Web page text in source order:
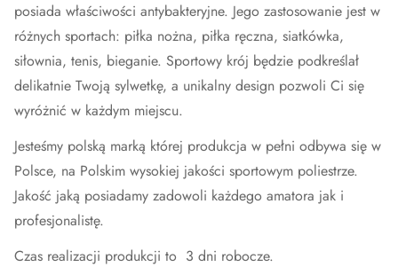
posiada właściwości antybakteryjne. Jego zastosowanie jest w
różnych sportach: piłka nożna, piłka ręczna, siatkówka,
siłownia, tenis, bieganie. Sportowy krój będzie podkreślał
delikatnie Twoją sylwetkę, a unikalny design pozwoli Ci się
wyróżnić w każdym miejscu.
Jesteśmy polską marką której produkcja w pełni odbywa się w
Polsce, na Polskim wysokiej jakości sportowym poliestrze.
Jakość jaką posiadamy zadowoli każdego amatora jak i
profesjonalistę.
Czas realizacji produkcji to 3 dni robocze.